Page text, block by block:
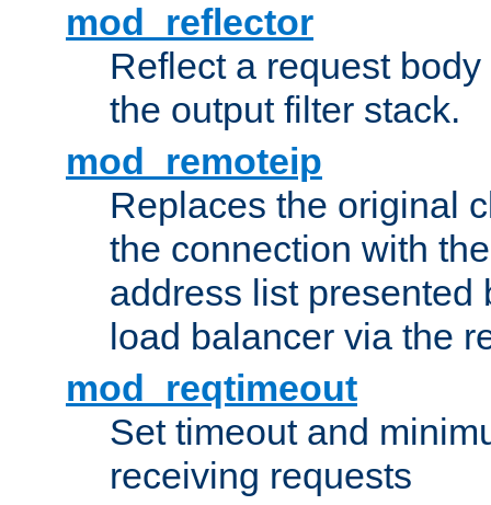
mod_reflector
Reflect a request
the output filter stack.
mod_remoteip
Replaces the original
the connection with
address list presented
load balancer via the
mod_reqtimeout
Set timeout and
receiving requests